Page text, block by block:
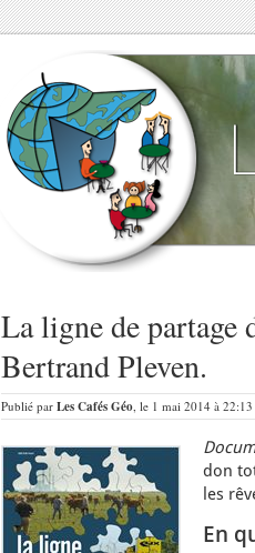
La ligne de partage
Bertrand Pleven.
Publié par Les Cafés Géo, le 1 mai 2014 à
don
les
En